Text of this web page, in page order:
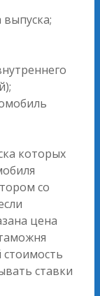
которых
со
цена
стоимость
ставки